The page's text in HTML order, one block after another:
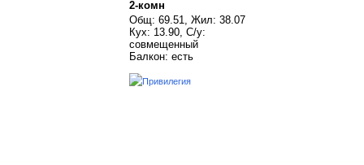
2-комн
Общ: 69.51, Жил: 38.07
Кух: 13.90, С/у:
совмещенный
Балкон: есть